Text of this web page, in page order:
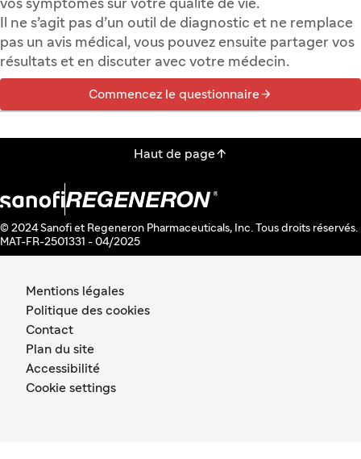
vos symptômes sur votre qualité de vie.
Il ne s’agit pas d’un outil de diagnostic et ne remplace
pas un avis médical, vous pouvez ensuite partager vos
résultats et en discuter avec votre médecin.
Commencez le questionnaire
Haut de page
© 2024 Sanofi et Regeneron Pharmaceuticals, Inc. Tous droits réservés.
MAT-FR-2501331 - 04/2025
Mentions légales
Politique des cookies
Contact
Plan du site
Accessibilité
Cookie settings